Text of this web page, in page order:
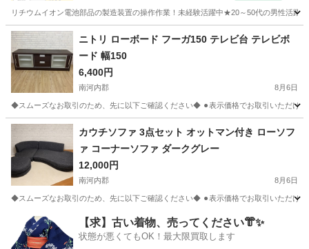
リチウムイオン電池部品の製造装置の操作作業！未経験活躍中★20～50代の男性活
兵庫 南あわじ市 その他
ニトリ ローボード フーガ150 テレビ台 テレビボ
ード 幅150
6,400円
南河内郡 8月6日
◆スムーズなお取引のため、先に以下ご確認ください◆ ⚫︎表示価格でお取引いただけ
大阪 南河内郡 収納家具
カウチソファ 3点セット オットマン付き ローソフ
ァ コーナーソファ ダークグレー
12,000円
南河内郡 8月6日
◆スムーズなお取引のため、先に以下ご確認ください◆ ⚫︎表示価格でお取引いただけ
大阪 南河内郡 ソファ
【求】古い着物、売ってください👘✨
状態が悪くてもOK！最大限買取します